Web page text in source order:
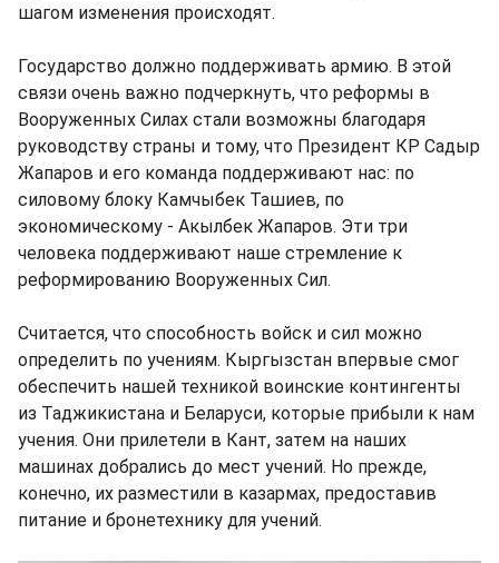
шагом изменения происходят.
Государство должно поддерживать армию. В этой
связи очень важно подчеркнуть, что реформы в
Вооруженных Силах стали возможны благодаря
руководству страны и тому, что Президент КР Садыр
Жапаров и его команда поддерживают нас: по
силовому блоку Камчыбек Ташиев, по
экономическому - Акылбек Жапаров. Эти три
человека поддерживают наше стремление к
реформированию Вооруженных Сил.
Считается, что способность войск и сил можно
определить по учениям. Кыргызстан впервые смог
обеспечить нашей техникой воинские контингенты
из Таджикистана и Беларуси, которые прибыли к нам
учения. Они прилетели в Кант, затем на наших
машинах добрались до мест учений. Но прежде,
конечно, их разместили в казармах, предоставив
питание и бронетехнику для учений.